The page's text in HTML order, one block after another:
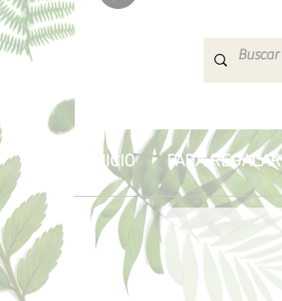
INICIO PARA REGALAR